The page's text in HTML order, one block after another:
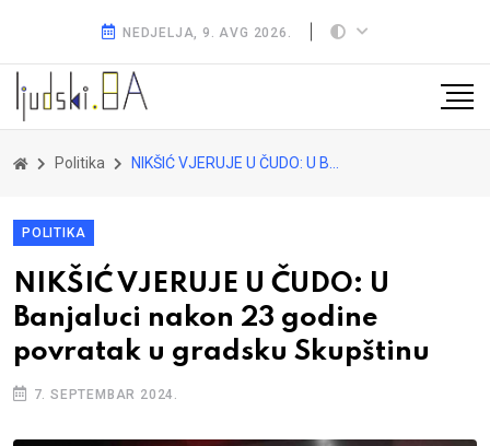
NEDJELJA, 9. AVG 2026.
Politika NIKŠIĆ VJERUJE U ČUDO: U Banjaluci nakon 23 godine povratak u gradsku Skupštinu
POLITIKA
NIKŠIĆ VJERUJE U ČUDO: U
Banjaluci nakon 23 godine
povratak u gradsku Skupštinu
7. SEPTEMBAR 2024.